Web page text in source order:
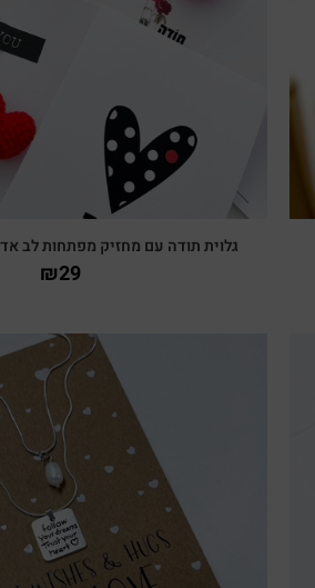
גלוית תודה עם מחזיק מפתחות לב
₪29